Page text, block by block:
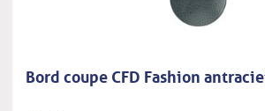
Bord coupe CFD Fashion